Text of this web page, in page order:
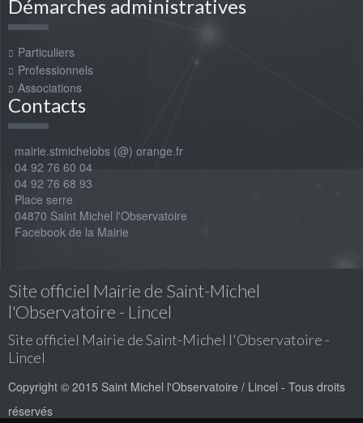
Démarches administratives
Particuliers
Professionnels
Associations
Contacts
mairie.stmichelobs (@) orange.fr
04 92 76 60 04
04 92 76 68 93
Place serre
04870 Saint Michel l'Observatoire
Facebook de la Mairie
Site officiel Mairie de Saint-Michel
l'Observatoire - Lincel
Site officiel Mairie de Saint-Michel l'Observatoire -
Lincel
Copyright © 2015 Saint Michel l'Observatoire / Lincel - Tous droits
réservés